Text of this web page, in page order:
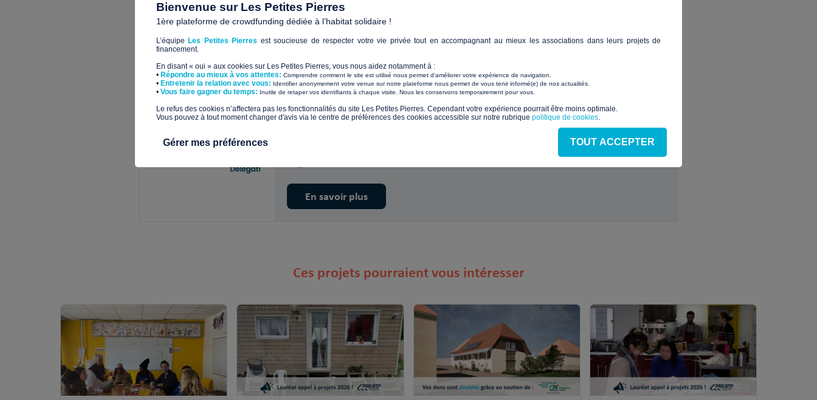
P5722
APF France handicap - Délégation de Savoie
En savoir plus
Ces projets pourraient vous intéresser
Bienvenue sur Les Petites Pierres
1ère plateforme de crowdfunding dédiée à l’habitat solidaire !
L’équipe Les Petites Pierres est soucieuse de respecter votre vie privée tout en accompagnant au mieux les associations dans leurs projets de
financement.
En disant « oui » aux cookies sur Les Petites Pierres, vous nous aidez notamment à :
• Répondre au mieux à vos attentes: Comprendre comment le site est utilisé nous permet d'améliorer votre expérience de navigation.
• Entretenir la relation avec vous: Identifier anonymement votre venue sur notre plateforme nous permet de vous tenir informé(e) de nos actualités.
​• Vous faire gagner du temps: Inutile de retaper vos identifiants à chaque visite. Nous les conservons temporairement pour vous.
​Le refus des cookies n’affectera pas les fonctionnalités du site Les Petites Pierres. Cependant votre expérience pourrait être moins optimale.​
Vous pouvez à tout moment changer d'avis via le centre de préférences des cookies accessible sur notre rubrique politique de cookies.
TOUT ACCEPTER
Gérer mes préférences